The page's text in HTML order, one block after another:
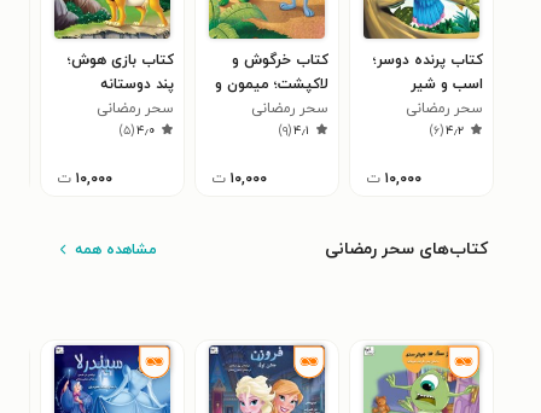
کتاب پرنده دوسر؛
اسب و شیر
سحر رمضانی
۴٫۲(۶)
۱۰,۰۰۰ ت
کتاب خرگوش و
لاکپشت؛ میمون و
مرد کلاه فروش
سحر رمضانی
۴٫۱(۹)
۱۰,۰۰۰ ت
کتاب بازی هوش؛
پند دوستانه
سحر رمضانی
۴٫۰(۵)
۱۰,۰۰۰ ت
کتاب‌های سحر رمضانی مشاهده همه